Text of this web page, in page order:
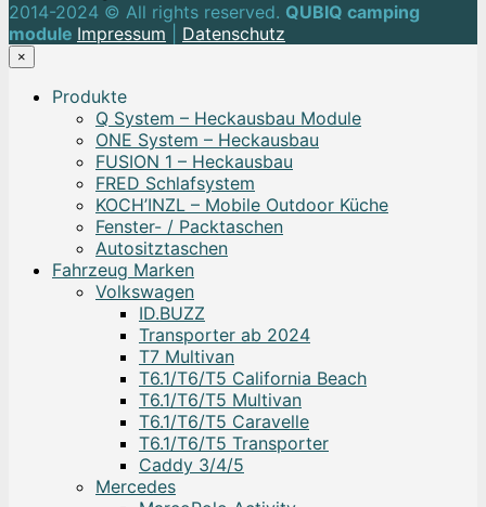
2014-2024 © All rights reserved. QUBIQ camping
module Impressum Datenschutz
×
Produkte
Q System – Heckausbau Module
ONE System – Heckausbau
FUSION 1 – Heckausbau
FRED Schlafsystem
KOCH’INZL – Mobile Outdoor Küche
Fenster- / Packtaschen
Autositztaschen
Fahrzeug Marken
Volkswagen
ID.BUZZ
Transporter ab 2024
T7 Multivan
T6.1/T6/T5 California Beach
T6.1/T6/T5 Multivan
T6.1/T6/T5 Caravelle
T6.1/T6/T5 Transporter
Caddy 3/4/5
Mercedes